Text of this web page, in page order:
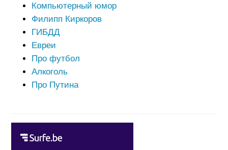
Компьютерный юмор
Филипп Киркоров
ГИБДД
Евреи
Про футбол
Алкоголь
Про Путина